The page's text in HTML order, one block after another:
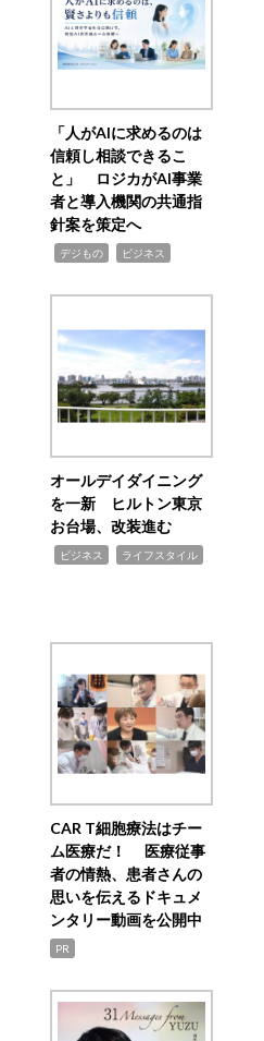
「人がAIに求めるのは
信頼し相談できるこ
と」 ロジカがAI事業
者と導入機関の共通指
針案を策定へ
デジもの ビジネス
オールデイダイニング
を一新 ヒルトン東京
お台場、改装進む
ビジネス ライフスタイル
CAR T細胞療法はチー
ム医療だ！ 医療従事
者の情熱、患者さんの
思いを伝えるドキュメ
ンタリー動画を公開中
PR